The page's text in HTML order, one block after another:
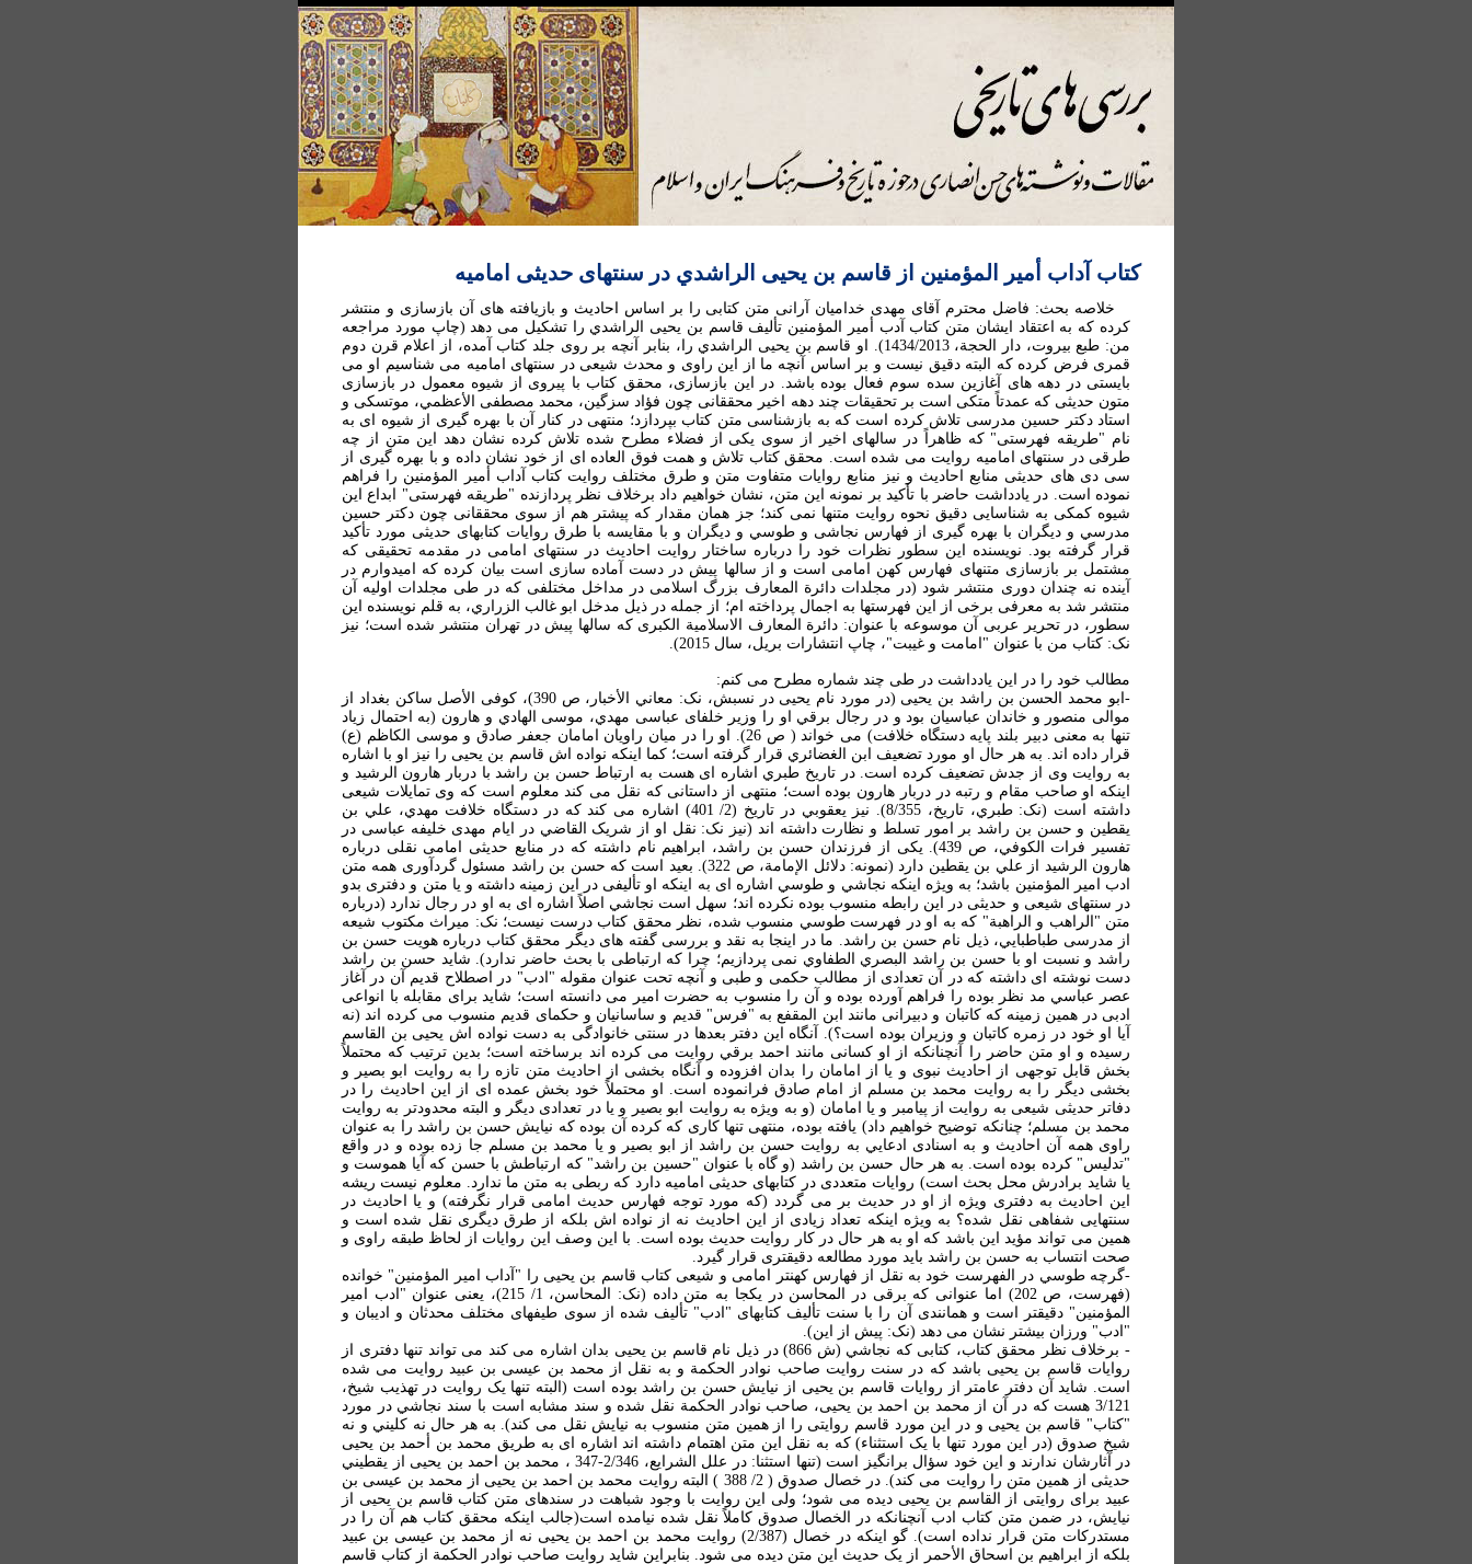
کتاب آداب أمير المؤمنين از قاسم بن يحيی الراشدي در سنتهای حدیثی امامیه
خلاصه بحث: فاضل محترم آقای مهدی خداميان آرانی متن کتابی را بر اساس احاديث و بازيافته های آن بازسازی و منتشر
کرده که به اعتقاد ايشان متن کتاب آدب أمير المؤمنين تأليف قاسم بن يحيی الراشدي را تشکيل می دهد (چاپ مورد مراجعه
من: طبع بيروت، دار الحجة، 1434/2013). او قاسم بن يحيی الراشدي را، بنابر آنچه بر روی جلد کتاب آمده، از اعلام قرن دوم
قمری فرض کرده که البته دقيق نيست و بر اساس آنچه ما از اين راوی و محدث شيعی در سنتهای اماميه می شناسيم او می
بايستی در دهه های آغازين سده سوم فعال بوده باشد. در اين بازسازی، محقق کتاب با پيروی از شيوه معمول در بازسازی
متون حديثی که عمدتاً متکی است بر تحقيقات چند دهه اخير محققانی چون فؤاد سزگين، محمد مصطفی الأعظمي، موتسکی و
استاد دکتر حسين مدرسی تلاش کرده است که به بازشناسی متن کتاب بپردازد؛ منتهی در کنار آن با بهره گيری از شيوه ای به
نام "طريقه فهرستی" که ظاهراً در سالهای اخير از سوی يکی از فضلاء مطرح شده تلاش کرده نشان دهد اين متن از چه
طرقی در سنتهای اماميه روايت می شده است. محقق کتاب تلاش و همت فوق العاده ای از خود نشان داده و با بهره گيری از
سی دی های حديثی منابع احاديث و نيز منابع روايات متفاوت متن و طرق مختلف روايت کتاب آداب أمير المؤمنين را فراهم
نموده است. در يادداشت حاضر با تأکيد بر نمونه اين متن، نشان خواهيم داد برخلاف نظر پردازنده "طريقه فهرستی" ابداع اين
شيوه کمکی به شناسايی دقيق نحوه روايت متنها نمی کند؛ جز همان مقدار که پيشتر هم از سوی محققانی چون دکتر حسين
مدرسي و ديگران با بهره گيری از فهارس نجاشی و طوسي و ديگران و با مقايسه با طرق روايات کتابهای حديثی مورد تأکيد
قرار گرفته بود. نويسنده اين سطور نظرات خود را درباره ساختار روايت احاديث در سنتهای امامی در مقدمه تحقيقی که
مشتمل بر بازسازی متنهای فهارس کهن امامی است و از سالها پيش در دست آماده سازی است بيان کرده که اميدوارم در
آينده نه چندان دوری منتشر شود (در مجلدات دائرة المعارف بزرگ اسلامی در مداخل مختلفی که در طی مجلدات اوليه آن
منتشر شد به معرفی برخی از اين فهرستها به اجمال پرداخته ام؛ از جمله در ذيل مدخل ابو غالب الزراري، به قلم نويسنده اين
سطور، در تحرير عربی آن موسوعه با عنوان: دائرة المعارف الاسلامية الکبری که سالها پيش در تهران منتشر شده است؛ نيز
نک: کتاب من با عنوان "امامت و غيبت"، چاپ انتشارات بريل، سال 2015).
مطالب خود را در اين يادداشت در طی چند شماره مطرح می کنم:
-ابو محمد الحسن بن راشد بن يحيی (در مورد نام يحيی در نسبش، نک: معاني الأخبار، ص 390)، کوفی الأصل ساکن بغداد از
موالی منصور و خاندان عباسيان بود و در رجال برقي او را وزير خلفای عباسی مهدي، موسی الهادي و هارون (به احتمال زياد
تنها به معنی دبير بلند پايه دستگاه خلافت) می خواند ( ص 26). او را در ميان راويان امامان جعفر صادق و موسی الکاظم (ع)
قرار داده اند. به هر حال او مورد تضعيف ابن الغضائري قرار گرفته است؛ کما اينکه نواده اش قاسم بن يحيی را نيز او با اشاره
به روايت وی از جدش تضعيف کرده است. در تاريخ طبري اشاره ای هست به ارتباط حسن بن راشد با دربار هارون الرشيد و
اينکه او صاحب مقام و رتبه در دربار هارون بوده است؛ منتهی از داستانی که نقل می کند معلوم است که وی تمايلات شيعی
داشته است (نک: طبري، تاريخ، 8/355). نيز يعقوبي در تاريخ (2/ 401) اشاره می کند که در دستگاه خلافت مهدي، علي بن
يقطين و حسن بن راشد بر امور تسلط و نظارت داشته اند (نيز نک: نقل او از شريک القاضي در ايام مهدی خليفه عباسی در
تفسير فرات الکوفي، ص 439). يکی از فرزندان حسن بن راشد، ابراهيم نام داشته که در منابع حديثی امامی نقلی درباره
هارون الرشيد از علي بن يقطين دارد (نمونه: دلائل الإمامة، ص 322). بعيد است که حسن بن راشد مسئول گردآوری همه متن
ادب امير المؤمنين باشد؛ به ويژه اينکه نجاشي و طوسي اشاره ای به اينکه او تأليفی در اين زمينه داشته و يا متن و دفتری بدو
در سنتهای شيعی و حديثی در اين رابطه منسوب بوده نکرده اند؛ سهل است نجاشي اصلاً اشاره ای به او در رجال ندارد (درباره
متن "الراهب و الراهبة" که به او در فهرست طوسي منسوب شده، نظر محقق کتاب درست نيست؛ نک: ميراث مکتوب شيعه
از مدرسی طباطبايي، ذيل نام حسن بن راشد. ما در اينجا به نقد و بررسی گفته های ديگر محقق کتاب درباره هويت حسن بن
راشد و نسبت او با حسن بن راشد البصري الطفاوي نمی پردازيم؛ چرا که ارتباطی با بحث حاضر ندارد). شايد حسن بن راشد
دست نوشته ای داشته که در آن تعدادی از مطالب حکمی و طبی و آنچه تحت عنوان مقوله "ادب" در اصطلاح قديم آن در آغاز
عصر عباسي مد نظر بوده را فراهم آورده بوده و آن را منسوب به حضرت امير می دانسته است؛ شايد برای مقابله با انواعی
ادبی در همين زمينه که کاتبان و دبيرانی مانند ابن المقفع به "فرس" قديم و ساسانيان و حکمای قديم منسوب می کرده اند (نه
آيا او خود در زمره کاتبان و وزيران بوده است؟). آنگاه اين دفتر بعدها در سنتی خانوادگی به دست نواده اش يحيی بن القاسم
رسيده و او متن حاضر را آنچنانکه از او کسانی مانند احمد برقي روايت می کرده اند برساخته است؛ بدين ترتيب که محتملاً
بخش قابل توجهی از احاديث نبوی و يا از امامان را بدان افزوده و آنگاه بخشی از احاديث متن تازه را به روايت ابو بصير و
بخشی ديگر را به روايت محمد بن مسلم از امام صادق فرانموده است. او محتملاً خود بخش عمده ای از اين احاديث را در
دفاتر حديثی شيعی به روايت از پيامبر و يا امامان (و به ويژه به روايت ابو بصير و يا در تعدادی ديگر و البته محدودتر به روايت
محمد بن مسلم؛ چنانکه توضيح خواهيم داد) يافته بوده، منتهی تنها کاری که کرده آن بوده که نيايش حسن بن راشد را به عنوان
راوی همه آن احاديث و به اسنادی ادعايي به روايت حسن بن راشد از ابو بصير و يا محمد بن مسلم جا زده بوده و در واقع
"تدليس" کرده بوده است. به هر حال حسن بن راشد (و گاه با عنوان "حسين بن راشد" که ارتباطش با حسن که آيا هموست و
يا شايد برادرش محل بحث است) روايات متعددی در کتابهای حديثی اماميه دارد که ربطی به متن ما ندارد. معلوم نيست ريشه
اين احاديث به دفتری ويژه از او در حديث بر می گردد (که مورد توجه فهارس حديث امامی قرار نگرفته) و يا احاديث در
سنتهایی شفاهی نقل شده؟ به ويژه اينکه تعداد زيادی از اين احاديث نه از نواده اش بلکه از طرق ديگری نقل شده است و
همين می تواند مؤيد اين باشد که او به هر حال در کار روايت حديث بوده است. با اين وصف اين روايات از لحاظ طبقه راوی و
صحت انتساب به حسن بن راشد بايد مورد مطالعه دقيقتری قرار گيرد.
-گرچه طوسي در الفهرست خود به نقل از فهارس کهنتر امامی و شیعی کتاب قاسم بن يحيی را "آداب امير المؤمنين" خوانده
(فهرست، ص 202) اما عنوانی که برقی در المحاسن در يکجا به متن داده (نک: المحاسن، 1/ 215)، يعنی عنوان "ادب امير
المؤمنين" دقيقتر است و همانندی آن را با سنت تأليف کتابهای "ادب" تأليف شده از سوی طيفهای مختلف محدثان و اديبان و
"ادب" ورزان بيشتر نشان می دهد (نک: پيش از اين).
- برخلاف نظر محقق کتاب، کتابی که نجاشي (ش 866) در ذيل نام قاسم بن يحيی بدان اشاره می کند می تواند تنها دفتری از
روايات قاسم بن يحيی باشد که در سنت روایت صاحب نوادر الحکمة و به نقل از محمد بن عيسی بن عبيد روايت می شده
است. شايد آن دفتر عامتر از روايات قاسم بن يحيی از نيايش حسن بن راشد بوده است (البته تنها يک روايت در تهذيب شيخ،
3/121 هست که در آن از محمد بن احمد بن يحيی، صاحب نوادر الحکمة نقل شده و سند مشابه است با سند نجاشي در مورد
"کتاب" قاسم بن يحيی و در اين مورد قاسم روايتی را از همين متن منسوب به نيايش نقل می کند). به هر حال نه کليني و نه
شيخ صدوق (در اين مورد تنها با يک استثناء) که به نقل اين متن اهتمام داشته اند اشاره ای به طريق محمد بن أحمد بن يحيی
در آثارشان ندارند و اين خود سؤال برانگيز است (تنها استثنا: در علل الشرايع، 2/346-347 ، محمد بن احمد بن يحيی از يقطيني
حديثی از همين متن را روايت می کند). در خصال صدوق ( 2/ 388 ) البته روايت محمد بن احمد بن يحيی از محمد بن عيسی بن
عبيد برای روايتی از القاسم بن يحيی ديده می شود؛ ولی اين روايت با وجود شباهت در سندهای متن کتاب قاسم بن يحيی از
نيايش، در ضمن متن کتاب ادب آنچنانکه در الخصال صدوق کاملاً نقل شده نيامده است(جالب اينکه محقق کتاب هم آن را در
مستدرکات متن قرار نداده است). گو اينکه در خصال (2/387) روايت محمد بن احمد بن يحيی نه از محمد بن عيسی بن عبيد
بلکه از ابراهيم بن اسحاق الأحمر از يک حديث اين متن ديده می شود. بنابراين شايد روايت صاحب نوادر الحکمة از کتاب قاسم